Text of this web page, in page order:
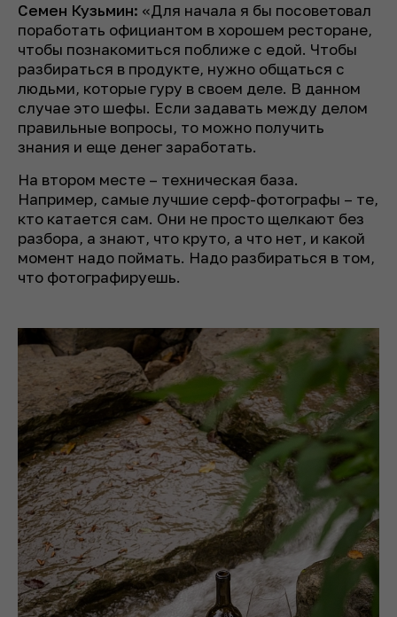
Семен Кузьмин: «Для начала я бы посоветовал
поработать официантом в хорошем ресторане,
чтобы познакомиться поближе с едой. Чтобы
разбираться в продукте, нужно общаться с
людьми, которые гуру в своем деле. В данном
случае это шефы. Если задавать между делом
правильные вопросы, то можно получить
знания и еще денег заработать.
На втором месте – техническая база.
Например, самые лучшие серф-фотографы – те,
кто катается сам. Они не просто щелкают без
разбора, а знают, что круто, а что нет, и какой
момент надо поймать. Надо разбираться в том,
что фотографируешь.